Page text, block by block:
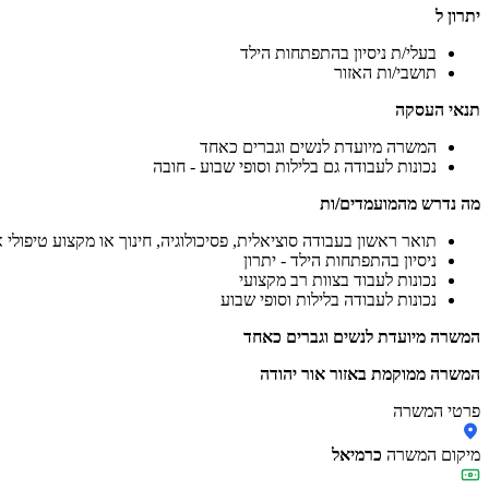
יתרון ל
בעלי/ת ניסיון בהתפתחות הילד
תושבי/ות האזור
תנאי העסקה
המשרה מיועדת לנשים וגברים כאחד
נכונות לעבודה גם בלילות וסופי שבוע - חובה
מה נדרש מהמועמדים/ות
תואר ראשון בעבודה סוציאלית, פסיכולוגיה, חינוך או מקצוע
ניסיון בהתפתחות הילד - יתרון
נכונות לעבוד בצוות רב מקצועי
נכונות לעבודה בלילות וסופי שבוע
המשרה מיועדת לנשים וגברים כאחד
המשרה ממוקמת באזור אור יהודה
פרטי המשרה
מיקום המשרה כרמיאל